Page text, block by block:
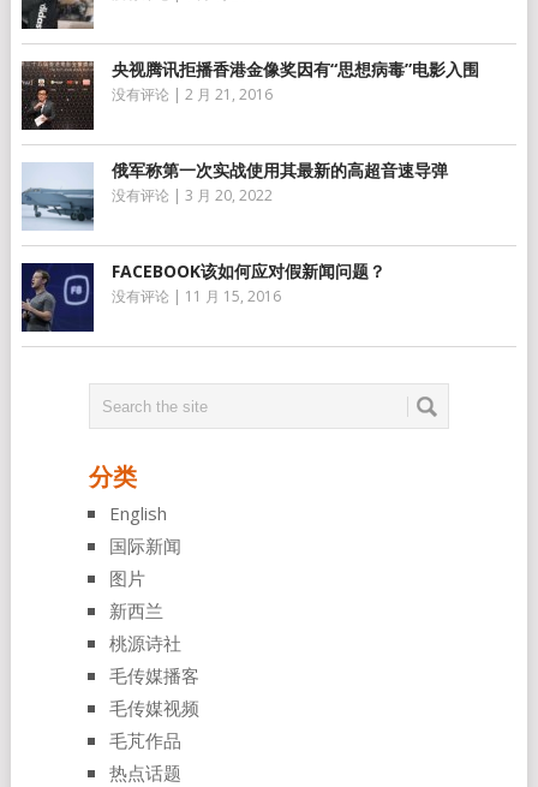
央视腾讯拒播香港金像奖因有“思想病毒”电影入围
没有评论 | 2 月 21, 2016
俄军称第一次实战使用其最新的高超音速导弹
没有评论 | 3 月 20, 2022
FACEBOOK该如何应对假新闻问题？
没有评论 | 11 月 15, 2016
分类
English
国际新闻
图片
新西兰
桃源诗社
毛传媒播客
毛传媒视频
毛芃作品
热点话题